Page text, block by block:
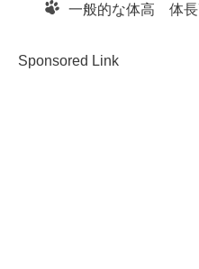
一般的な体高 体長
Sponsored Link